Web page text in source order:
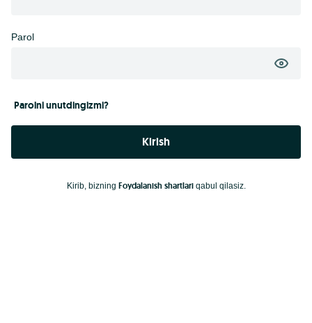
Parol
Parolni unutdingizmi?
Kirish
Kirib, bizning Foydalanish shartlariqabul qilasiz.